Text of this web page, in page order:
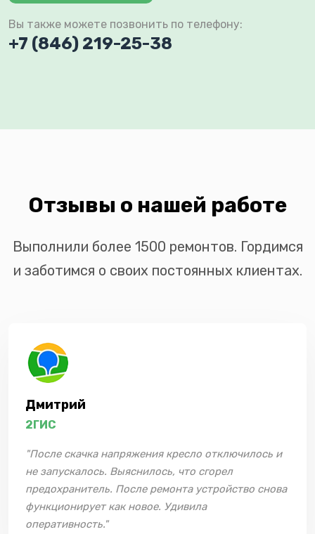
Вы также можете позвонить по телефону:
+7 (846) 219-25-38
Отзывы о нашей работе
Выполнили более 1500 ремонтов. Гордимся
и заботимся о своих постоянных клиентах.
Дмитрий
2ГИС
"После скачка напряжения кресло отключилось и
не запускалось. Выяснилось, что сгорел
предохранитель. После ремонта устройство снова
функционирует как новое. Удивила
оперативность."